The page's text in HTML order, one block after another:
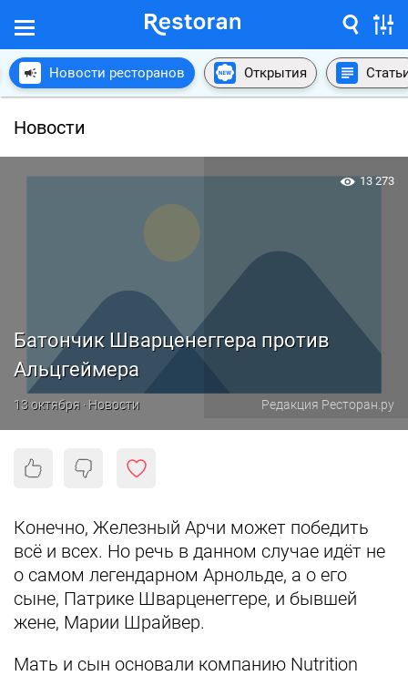
Новости ресторанов Открытия
Новости
Батончик Шварценеггера против
Альцгеймера
13 октября · Новости Редакция Ресторан.ру
13 273
Конечно, Железный Арчи может победить
всё и всех. Но речь в данном случае идёт не
о самом легендарном Арнольде, а о его
сыне, Патрике Шварценеггере, и бывшей
жене, Марии Шрайвер.
Мать и сын основали компанию Nutrition